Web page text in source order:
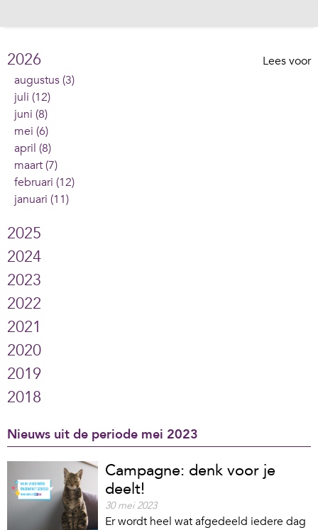
Lees voor
2026
augustus (3)
juli (12)
juni (8)
mei (6)
april (8)
maart (7)
februari (12)
januari (11)
2025
2024
2023
2022
2021
2020
2019
2018
Nieuws uit de periode mei 2023
Campagne: denk voor je
deelt!
30 mei 2023
Er wordt heel wat afgedeeld iedere dag